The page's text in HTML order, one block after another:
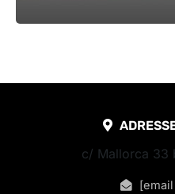
c/ Mallorca 33